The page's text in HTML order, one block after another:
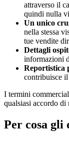
attraverso il
quindi nulla
Un unico
nella stessa
tue vendite
Dettagli
informazioni
Reportistica
contribuisce
I termini
qualsiasi accordo di
Per cosa gli